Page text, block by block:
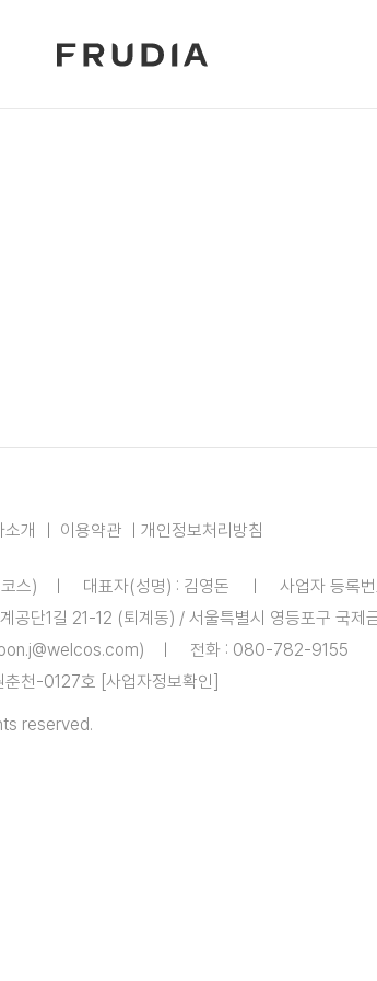
소개 ㅣ 이용약관 ㅣ 개인정보처리방침
웰코스) ㅣ 대표자(성명) : 김영돈 ㅣ 사업자
공단1길 21-12 (퇴계동) / 서울특별시 영등포구 국제
ㅣ 전화 : 080-782-9155
천-0127호 [사업자정보확인]
reserved.